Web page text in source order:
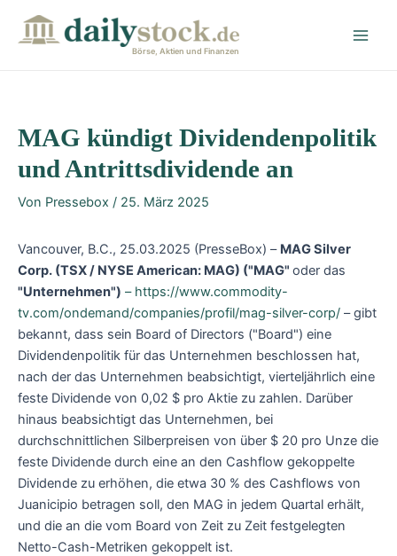
Börse, Aktien und Finanzen
MAG kündigt Dividendenpolitik
und Antrittsdividende an
Von Pressebox / 25. März 2025
Vancouver, B.C., 25.03.2025 (PresseBox) – MAG Silver
Corp. (TSX / NYSE American: MAG) ("MAG" oder das
"Unternehmen") – https://www.commodity-
tv.com/ondemand/companies/profil/mag-silver-corp/ – gibt
bekannt, dass sein Board of Directors ("Board") eine
Dividendenpolitik für das Unternehmen beschlossen hat,
nach der das Unternehmen beabsichtigt, vierteljährlich eine
feste Dividende von 0,02 $ pro Aktie zu zahlen. Darüber
hinaus beabsichtigt das Unternehmen, bei
durchschnittlichen Silberpreisen von über $ 20 pro Unze die
feste Dividende durch eine an den Cashflow gekoppelte
Dividende zu erhöhen, die etwa 30 % des Cashflows von
Juanicipio betragen soll, den MAG in jedem Quartal erhält,
und die an die vom Board von Zeit zu Zeit festgelegten
Netto-Cash-Metriken gekoppelt ist.